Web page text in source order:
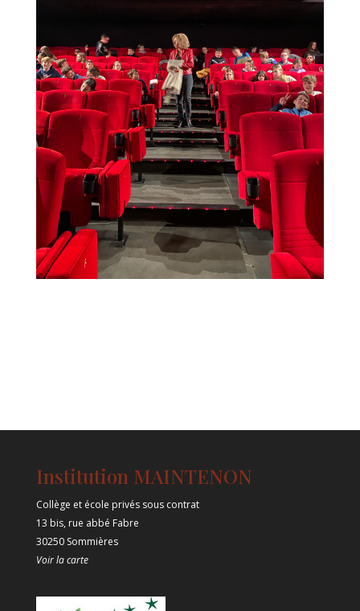
Institution MAINTENON
Collège et école privés sous contrat
13 bis, rue abbé Fabre
30250 Sommières
Voir la carte